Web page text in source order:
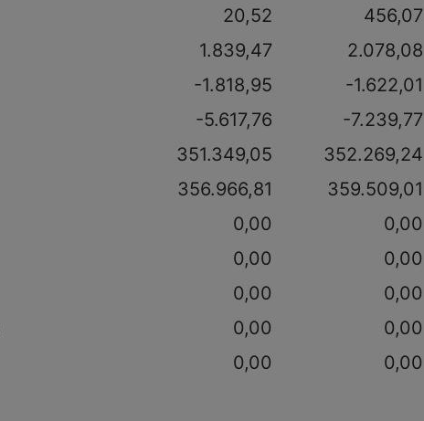
20,52 456,07
1.839,47 2.078,08
-1.818,95 -1.622,01
-5.617,76 -7.239,77
351.349,05 352.269,24
356.966,81 359.509,01
0,00 0,00
0,00 0,00
0,00 0,00
0,00 0,00
0,00 0,00